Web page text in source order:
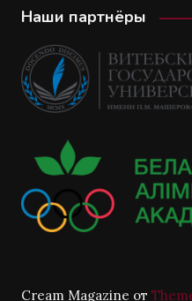
Наши партнёры
Cream Magazine от